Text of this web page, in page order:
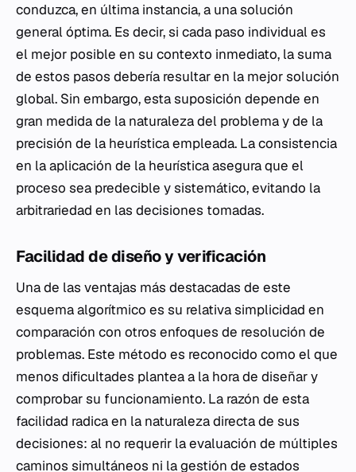
conduzca, en última instancia, a una solución
general óptima. Es decir, si cada paso individual es
el mejor posible en su contexto inmediato, la suma
de estos pasos debería resultar en la mejor solución
global. Sin embargo, esta suposición depende en
gran medida de la naturaleza del problema y de la
precisión de la heurística empleada. La consistencia
en la aplicación de la heurística asegura que el
proceso sea predecible y sistemático, evitando la
arbitrariedad en las decisiones tomadas.
Facilidad de diseño y verificación
Una de las ventajas más destacadas de este
esquema algorítmico es su relativa simplicidad en
comparación con otros enfoques de resolución de
problemas. Este método es reconocido como el que
menos dificultades plantea a la hora de diseñar y
comprobar su funcionamiento. La razón de esta
facilidad radica en la naturaleza directa de sus
decisiones: al no requerir la evaluación de múltiples
caminos simultáneos ni la gestión de estados